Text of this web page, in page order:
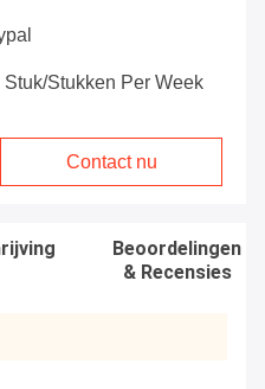
Stuk/Stukken Per Week
Contact nu
Beoordelingen
& Recensies